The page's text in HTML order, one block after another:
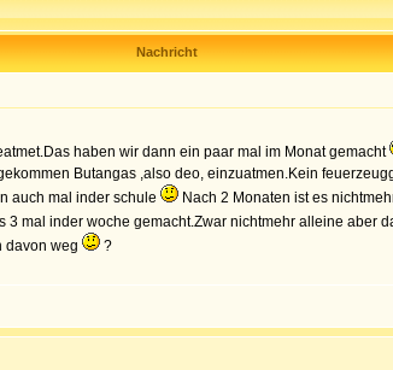
Nachricht
haben wir dann ein paar mal im Monat gemacht
Butangas ,also deo, einzuatmen.Kein
auch mal inder schule
Nach 2 Monaten ist es
3 mal inder woche gemacht.Zwar nichtmehr alleine aber
davon weg
?